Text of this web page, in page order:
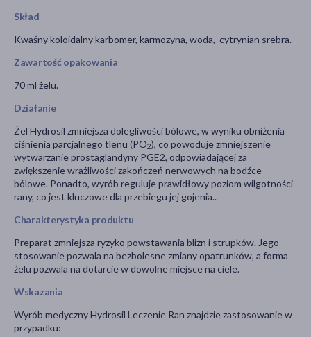
Skład
Kwaśny koloidalny karbomer, karmozyna, woda, cytrynian srebra.
Zawartość opakowania
70 ml żelu.
Działanie
Żel Hydrosil zmniejsza dolegliwości bólowe, w wyniku obniżenia
ciśnienia parcjalnego tlenu (PO2), co powoduje zmniejszenie
wytwarzanie prostaglandyny PGE2, odpowiadającej za
zwiększenie wrażliwości zakończeń nerwowych na bodźce
bólowe. Ponadto, wyrób reguluje prawidłowy poziom wilgotności
rany, co jest kluczowe dla przebiegu jej gojenia..
Charakterystyka produktu
Preparat zmniejsza ryzyko powstawania blizn i strupków. Jego
stosowanie pozwala na bezbolesne zmiany opatrunków, a forma
żelu pozwala na dotarcie w dowolne miejsce na ciele.
Wskazania
Wyrób medyczny Hydrosil Leczenie Ran znajdzie zastosowanie w
przypadku: